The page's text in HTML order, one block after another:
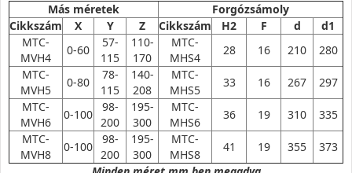
Más méretek
Forgózsámoly
Cikkszám
X Y Z Cikkszám H2 F d
d1
MTC-
MVH4
0-60
57-
115
110-
170
MTC-
MHS4
28 16 210
280
MTC-
MVH5
0-80
78-
115
140-
208
MTC-
MHS5
33 16 267
297
MTC-
MVH6
0-100
98-
200
195-
300
MTC-
MHS6
36 19 310
335
MTC-
MVH8
0-100
98-
200
195-
300
MTC-
MHS8
41 19 355
373